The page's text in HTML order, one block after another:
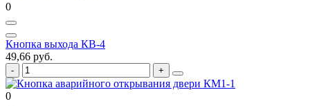
0
Кнопка выхода КВ-4
49,66 руб.
0